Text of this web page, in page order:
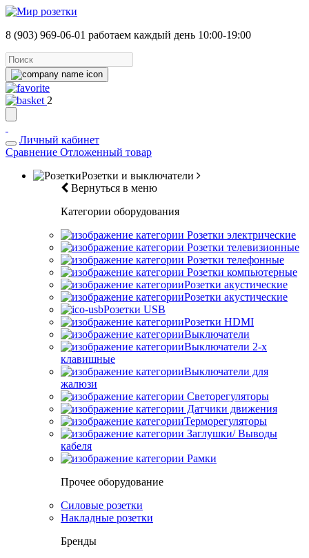
8 (903) 969-06-01 работаем каждый день 10:00-19:00
2
Личный кабинет
Сравнение Отложенный товар
Розетки и выключатели
Вернуться в меню
Категории оборудования
Розетки электрические
Розетки телевизионные
Розетки телефонные
Розетки компьютерные
Розетки акустические
Розетки акустические
Розетки USB
Розетки HDMI
Выключатели
Выключатели 2-х
клавишные
Выключатели для
жалюзи
Светорегуляторы
Датчики движения
Терморегуляторы
Заглушки/ Выводы
кабеля
Рамки
Прочее оборудование
Силовые розетки
Накладные розетки
Бренды